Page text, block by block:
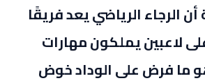
الرجاء الرياضي يعد فريقًا
لاعبين يملكون مهارات
ما فرض على الوداد خوض